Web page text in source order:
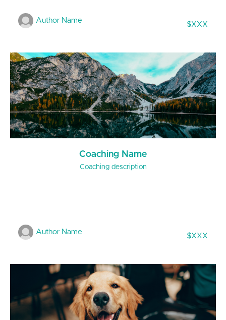
Author Name
$XXX
Coaching Name
Coaching description
Author Name
$XXX